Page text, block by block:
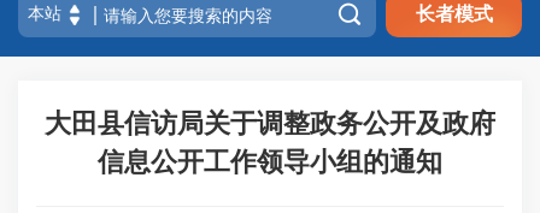
 长者模式
大田县信访局关于调整政务公开及政府
信息公开工作领导小组的通知